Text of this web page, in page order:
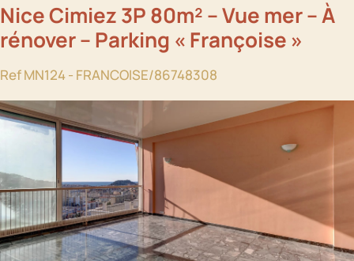
Nice Cimiez 3P 80m² – Vue mer – À
rénover – Parking « Françoise »
Ref MN124 - FRANCOISE/86748308